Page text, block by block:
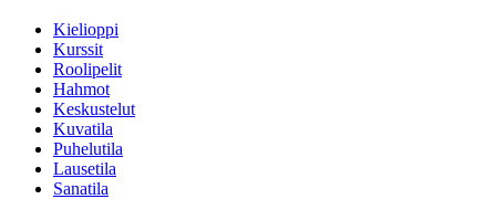
Kielioppi
Kurssit
Roolipelit
Hahmot
Keskustelut
Kuvatila
Puhelutila
Lausetila
Sanatila